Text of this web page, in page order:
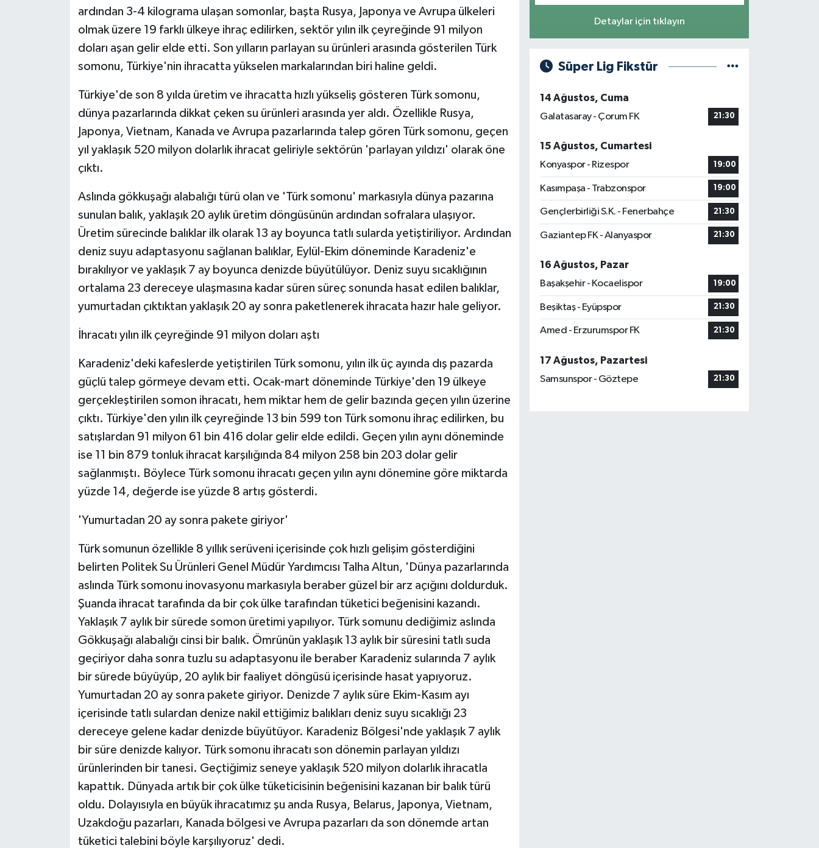
ardından 3-4 kilograma ulaşan somonlar, başta Rusya, Japonya ve Avrupa ülkeleri
olmak üzere 19 farklı ülkeye ihraç edilirken, sektör yılın ilk çeyreğinde 91 milyon
doları aşan gelir elde etti. Son yılların parlayan su ürünleri arasında gösterilen Türk
somonu, Türkiye'nin ihracatta yükselen markalarından biri haline geldi.
Türkiye'de son 8 yılda üretim ve ihracatta hızlı yükseliş gösteren Türk somonu,
dünya pazarlarında dikkat çeken su ürünleri arasında yer aldı. Özellikle Rusya,
Japonya, Vietnam, Kanada ve Avrupa pazarlarında talep gören Türk somonu, geçen
yıl yaklaşık 520 milyon dolarlık ihracat geliriyle sektörün 'parlayan yıldızı' olarak öne
çıktı.
Aslında gökkuşağı alabalığı türü olan ve 'Türk somonu' markasıyla dünya pazarına
sunulan balık, yaklaşık 20 aylık üretim döngüsünün ardından sofralara ulaşıyor.
Üretim sürecinde balıklar ilk olarak 13 ay boyunca tatlı sularda yetiştiriliyor. Ardından
deniz suyu adaptasyonu sağlanan balıklar, Eylül-Ekim döneminde Karadeniz'e
bırakılıyor ve yaklaşık 7 ay boyunca denizde büyütülüyor. Deniz suyu sıcaklığının
ortalama 23 dereceye ulaşmasına kadar süren süreç sonunda hasat edilen balıklar,
yumurtadan çıktıktan yaklaşık 20 ay sonra paketlenerek ihracata hazır hale geliyor.
İhracatı yılın ilk çeyreğinde 91 milyon doları aştı
Karadeniz'deki kafeslerde yetiştirilen Türk somonu, yılın ilk üç ayında dış pazarda
güçlü talep görmeye devam etti. Ocak-mart döneminde Türkiye'den 19 ülkeye
gerçekleştirilen somon ihracatı, hem miktar hem de gelir bazında geçen yılın üzerine
çıktı. Türkiye'den yılın ilk çeyreğinde 13 bin 599 ton Türk somonu ihraç edilirken, bu
satışlardan 91 milyon 61 bin 416 dolar gelir elde edildi. Geçen yılın aynı döneminde
ise 11 bin 879 tonluk ihracat karşılığında 84 milyon 258 bin 203 dolar gelir
sağlanmıştı. Böylece Türk somonu ihracatı geçen yılın aynı dönemine göre miktarda
yüzde 14, değerde ise yüzde 8 artış gösterdi.
'Yumurtadan 20 ay sonra pakete giriyor'
Türk somunun özellikle 8 yıllık serüveni içerisinde çok hızlı gelişim gösterdiğini
belirten Politek Su Ürünleri Genel Müdür Yardımcısı Talha Altun, 'Dünya pazarlarında
aslında Türk somonu inovasyonu markasıyla beraber güzel bir arz açığını doldurduk.
Şuanda ihracat tarafında da bir çok ülke tarafından tüketici beğenisini kazandı.
Yaklaşık 7 aylık bir sürede somon üretimi yapılıyor. Türk somunu dediğimiz aslında
Gökkuşağı alabalığı cinsi bir balık. Ömrünün yaklaşık 13 aylık bir süresini tatlı suda
geçiriyor daha sonra tuzlu su adaptasyonu ile beraber Karadeniz sularında 7 aylık
bir sürede büyüyüp, 20 aylık bir faaliyet döngüsü içerisinde hasat yapıyoruz.
Yumurtadan 20 ay sonra pakete giriyor. Denizde 7 aylık süre Ekim-Kasım ayı
içerisinde tatlı sulardan denize nakil ettiğimiz balıkları deniz suyu sıcaklığı 23
dereceye gelene kadar denizde büyütüyor. Karadeniz Bölgesi'nde yaklaşık 7 aylık
bir süre denizde kalıyor. Türk somonu ihracatı son dönemin parlayan yıldızı
ürünlerinden bir tanesi. Geçtiğimiz seneye yaklaşık 520 milyon dolarlık ihracatla
kapattık. Dünyada artık bir çok ülke tüketicisinin beğenisini kazanan bir balık türü
oldu. Dolayısıyla en büyük ihracatımız şu anda Rusya, Belarus, Japonya, Vietnam,
Uzakdoğu pazarları, Kanada bölgesi ve Avrupa pazarları da son dönemde artan
tüketici talebini böyle karşılıyoruz' dedi.
Detaylar için tıklayın
Süper Lig Fikstür
14 Ağustos, Cuma
Galatasaray - Çorum FK
21:30
15 Ağustos, Cumartesi
Konyaspor - Rizespor
19:00
Kasımpaşa - Trabzonspor 19:00
Gençlerbirliği S.K. - Fenerbahçe 21:30
Gaziantep FK - Alanyaspor 21:30
16 Ağustos, Pazar
Başakşehir - Kocaelispor
19:00
Beşiktaş - Eyüpspor 21:30
Amed - Erzurumspor FK 21:30
17 Ağustos, Pazartesi
Samsunspor - Göztepe
21:30